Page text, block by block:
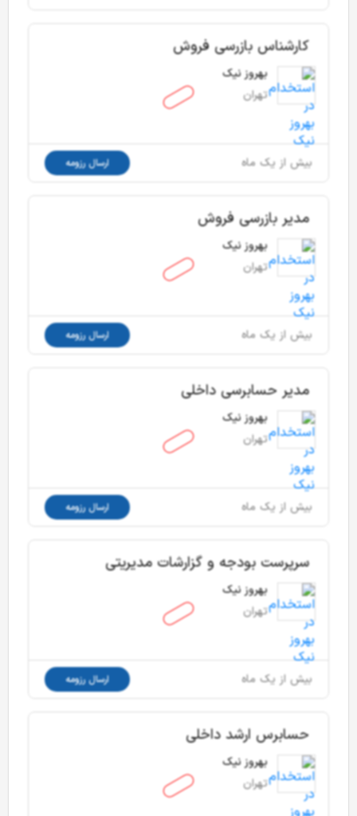
کارشناس بازرسی فروش
بهروز نیک
تهران
بیش از یک ماه ارسال رزومه
مدیر بازرسی فروش
بهروز نیک
تهران
بیش از یک ماه ارسال رزومه
مدیر حسابرسی داخلی
بهروز نیک
تهران
بیش از یک ماه ارسال رزومه
سرپرست بودجه و گزارشات مدیریتی
بهروز نیک
تهران
بیش از یک ماه ارسال رزومه
حسابرس ارشد داخلی
بهروز نیک
تهران